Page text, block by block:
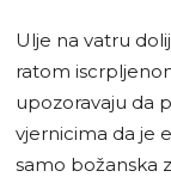
Ulje na vatru
ratom
upozoravaju da
vjernicima da je
samo božanska